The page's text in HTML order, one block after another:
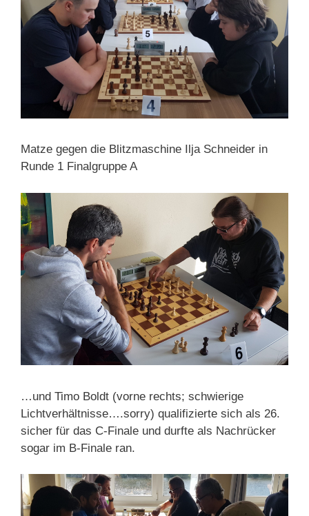
Matze gegen die Blitzmaschine Ilja Schneider in
Runde 1 Finalgruppe A
…und Timo Boldt (vorne rechts; schwierige
Lichtverhältnisse….sorry) qualifizierte sich als 26.
sicher für das C-Finale und durfte als Nachrücker
sogar im B-Finale ran.